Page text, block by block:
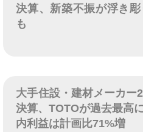
決算、新築不振が浮き
も
大手住設・建材メーカー
決算、TOTOが過去最高
内利益は計画比71%増